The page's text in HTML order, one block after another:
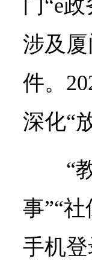
门“e
涉及
件。
深化“
“
事”“
手机